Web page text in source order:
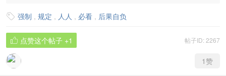
 强制 , 规定 , 人人 , 必看 , 后果自负
帖子ID: 2267
 点赞这个帖子 +1
1赞